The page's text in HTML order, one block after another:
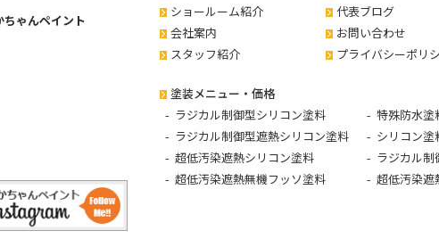
ゃんペイント
ショールーム紹介
会社案内
スタッフ紹介
代表ブログ
お問い合わせ
プライバシーポリ
塗装メニュー・価格
ラジカル制御型シリコン塗料
ラジカル制御型遮熱シリコン塗料
超低汚染遮熱シリコン塗料
超低汚染遮熱無機フッソ塗料
特殊防水塗
シリコン塗
ラジカル
超低汚染遮